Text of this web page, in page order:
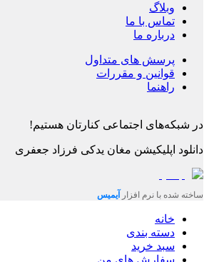
وبلاگ
تماس با ما
درباره ما
پرسش های متداول
قوانین و مقررات
راهنما
در شبکه‌های اجتماعی کنارتان هستیم!
دانلود اپلیکیشن مغان یدکی فرزاد جعفری
ساخته شده با نرم افزار آیمیس
خانه
دسته بندی
سبد خرید
سفارش های من